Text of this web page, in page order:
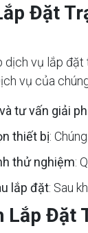
Đặt
vụ lắp đặt
vụ của
tư vấn giải
thiết bị:
thử nghiệm:
lắp đặt: Sau
Lắp Đặt